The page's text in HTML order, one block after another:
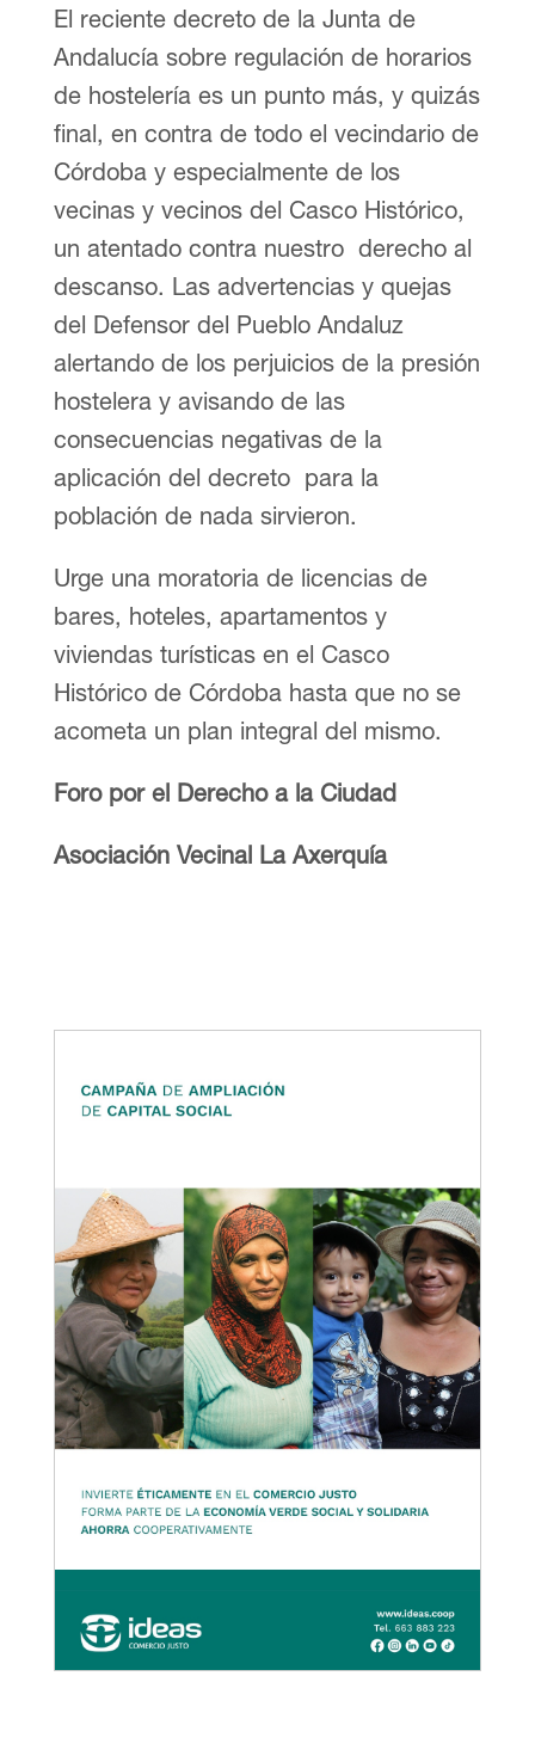
El reciente decreto de la Junta de
Andalucía sobre regulación de horarios
de hostelería es un punto más, y quizás
final, en contra de todo el vecindario de
Córdoba y especialmente de los
vecinas y vecinos del Casco Histórico,
un atentado contra nuestro derecho al
descanso. Las advertencias y quejas
del Defensor del Pueblo Andaluz
alertando de los perjuicios de la presión
hostelera y avisando de las
consecuencias negativas de la
aplicación del decreto para la
población de nada sirvieron.
Urge una moratoria de licencias de
bares, hoteles, apartamentos y
viviendas turísticas en el Casco
Histórico de Córdoba hasta que no se
acometa un plan integral del mismo.
Foro por el Derecho a la Ciudad
Asociación Vecinal La Axerquía